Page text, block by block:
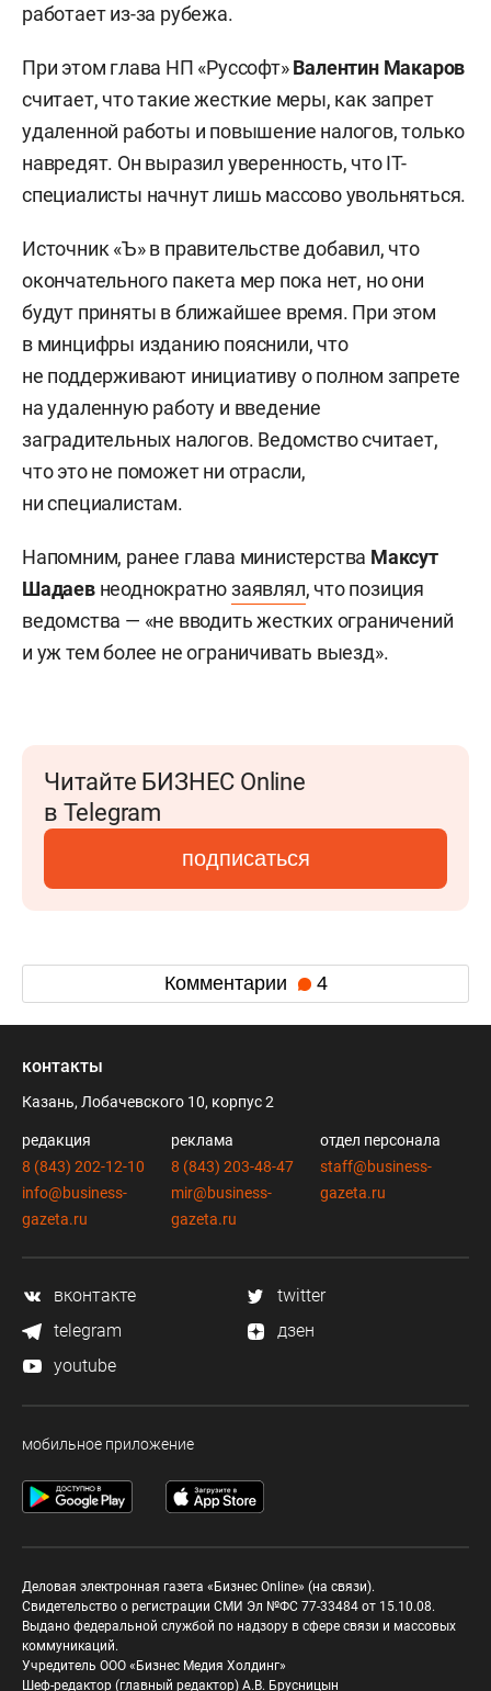
работает из-за рубежа.
При этом глава НП «Руссофт»Валентин Макаров
считает, что такие жесткие меры, как запрет
удаленной работы и повышение налогов, только
навредят. Он выразил уверенность, что IT-
специалисты начнут лишь массово увольняться.
Источник «Ъ» в правительстве добавил, что
окончательного пакета мер пока нет, но они
будут приняты в ближайшее время. При этом
в минцифры изданию пояснили, что
не поддерживают инициативу о полном запрете
на удаленную работу и введение
заградительных налогов. Ведомство считает,
что это не поможет ни отрасли,
ни специалистам.
Напомним, ранее глава министерства Максут
Шадаевнеоднократнозаявлял, что позиция
ведомства — «не вводить жестких ограничений
и уж тем более не ограничивать выезд».
Читайте БИЗНЕС Online
в Telegram
подписаться
Комментарии 4
контакты
Казань, Лобачевского 10, корпус 2
редакция
8 (843) 202-12-10
info@business-
gazeta.ru
реклама
8 (843) 203-48-47
mir@business-
gazeta.ru
отдел персонала
staff@business-
gazeta.ru
вконтакте
twitter
telegram
дзен
youtube
мобильное приложение
Деловая электронная газета «Бизнес Online» (на связи).
Свидетельство о регистрации СМИ Эл №ФС 77-33484 от 15.10.08.
Выдано федеральной службой по надзору в сфере связи и массовых
коммуникаций.
Учредитель ООО «Бизнес Медия Холдинг»
Шеф-редактор (главный редактор) А.В. Брусницын